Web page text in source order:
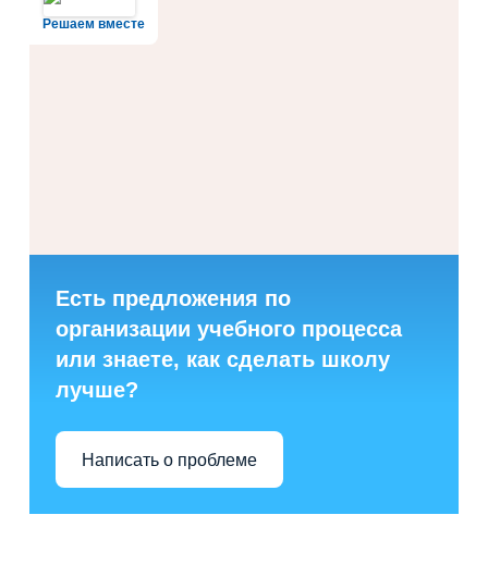
Решаем вместе
Есть предложения по
организации учебного процесса
или знаете, как сделать школу
лучше?
Написать о проблеме